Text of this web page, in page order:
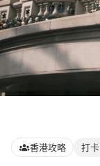
香港攻略 打卡